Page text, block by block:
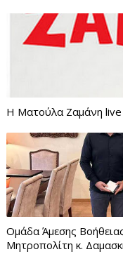
Η Ματούλα Ζαμάνη live
Ομάδα Άμεσης
Μητροπολίτη κ.